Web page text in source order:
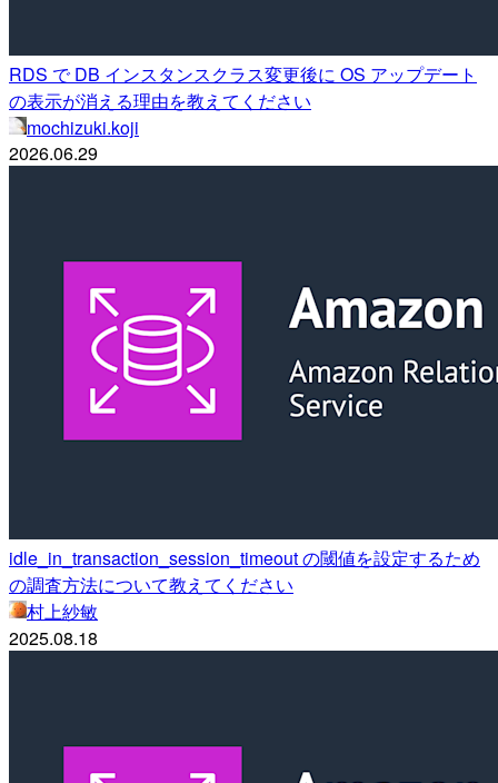
RDS で DB インスタンスクラス変更後に OS アップデート
の表示が消える理由を教えてください
mochizuki.koji
2026.06.29
idle_in_transaction_session_timeout の閾値を設定するため
の調査方法について教えてください
村上紗敏
2025.08.18